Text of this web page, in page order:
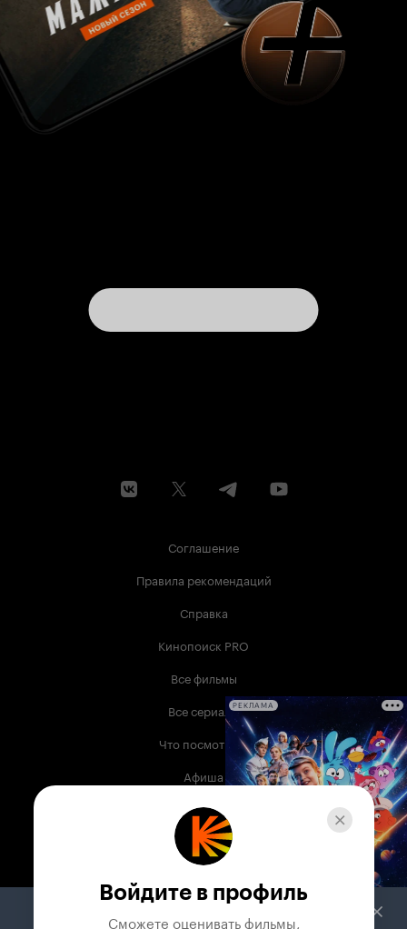
Соглашение
Правила рекомендаций
Справка
Кинопоиск PRO
Все фильмы
Все сериалы
Что посмотреть
Афиша
Музыка
Телепрограмма
Служба поддержки
РЕКЛАМА
Войдите в профиль
Сможете оценивать фильмы,